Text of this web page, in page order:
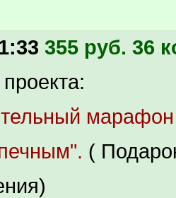
355 руб. 36
(